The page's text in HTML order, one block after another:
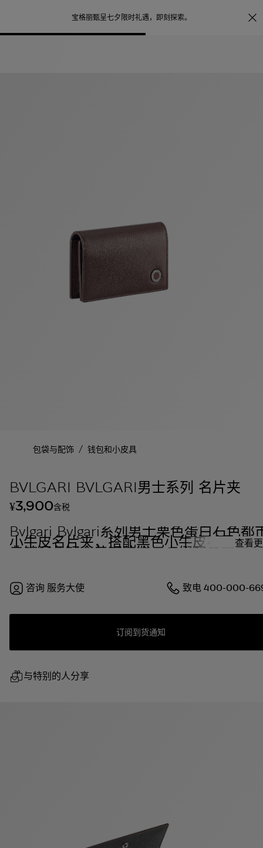
宝格丽甄呈七夕限时礼遇， 即刻探索。
包袋与配饰 / 钱包和小皮具
BVLGARI BVLGARI男士系列 名片夹
¥3,900含税
Bvlgari Bvlgari系列男士栗色蛋白石色都
小牛皮名片夹，搭配黑色小牛皮衬里。经
典镀深色钌金黄铜装饰，点缀栗色蛋白石
查看
咨询 服务大使 致电400-000-
订阅到货通知
与特别的人分享